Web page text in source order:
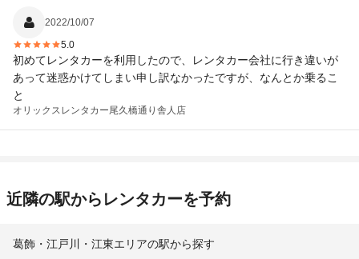
2022/10/07
5.0
初めてレンタカーを利用したので、レンタカー会社に行き違いが
あって迷惑かけてしまい申し訳なかったですが、なんとか乗るこ
と
オリックスレンタカー尾久橋通り舎人店
近隣の駅からレンタカーを予約
葛飾・江戸川・江東エリアの駅から探す